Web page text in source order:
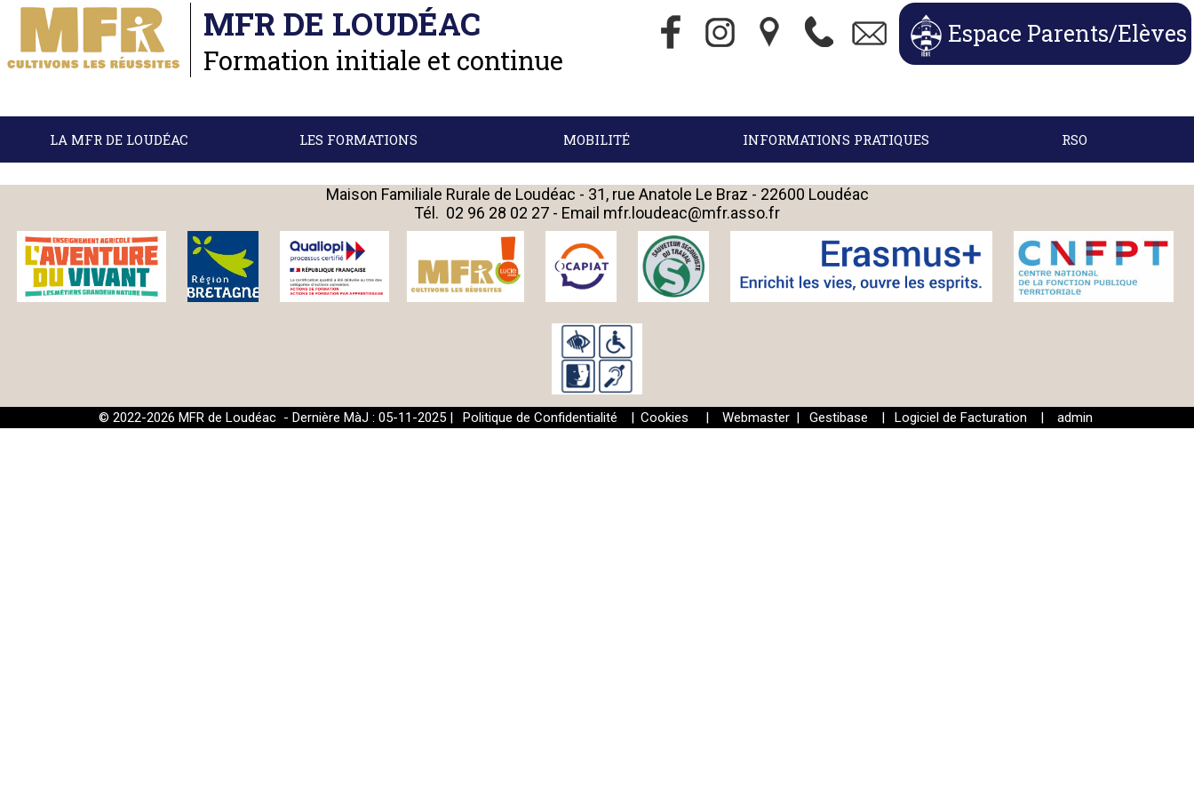
MFR DE LOUDÉAC
Formation initiale et continue
Espace Parents/Elèves
LA MFR DE LOUDÉAC LES FORMATIONS MOBILITÉ INFORMATIONS PRATIQUES RSO
Maison Familiale Rurale de Loudéac - 31, rue Anatole Le Braz - 22600 Loudéac
Tél. 02 96 28 02 27 - Email mfr.loudeac@mfr.asso.fr
© 2022-2026 MFR de Loudéac - Dernière MàJ : 05-11-2025 | Politique de Confidentialité | Cookies | Webmaster | Gestibase | Logiciel de Facturation | admin